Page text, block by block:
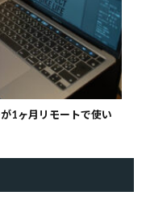
1ヶ月リモートで使い